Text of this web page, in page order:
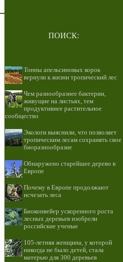
ПОИСК:
Тонны апельсиновых корок
вернули к жизни тропический лес
Чем разнообразнее бактерии,
живущие на листьях, тем
продуктивнее растительное
сообщество
Экологи выяснили, что позволяет
тропическим лесам сохранять свое
биоразнообразие
Обнаружено старейшее дерево в
Европе
Почему в Европе продолжают
исчезать леса
Биоконвейер ускоренного роста
лесных деревьев изобрели
российские ученые
105-летняя женщина, у которой
никогда не было детей, стала
матерью для 300 деревьев